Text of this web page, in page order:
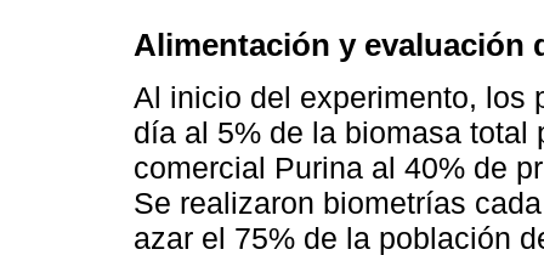
Alimentación y evaluación
Al inicio del experimento, los
día al 5% de la biomasa total
comercial Purina al 40% de
Se realizaron biometrías
azar el 75% de la población